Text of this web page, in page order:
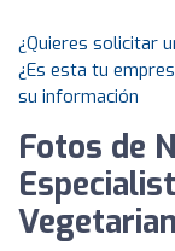
¿Quieres solicitar
¿Es esta tu
su información
Fotos de